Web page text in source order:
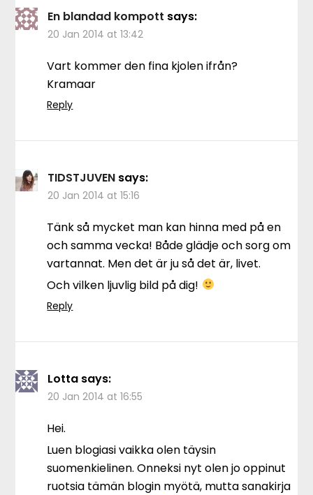
En blandad kompott says:
20 Jan 2014 at 13:42
Vart kommer den fina kjolen ifrån?
Kramaar
Reply
TIDSTJUVEN says:
20 Jan 2014 at 15:16
Tänk så mycket man kan hinna med på en
och samma vecka! Både glädje och sorg om
vartannat. Men det är ju så det är, livet.
Och vilken ljuvlig bild på dig!
Reply
Lotta says:
20 Jan 2014 at 16:55
Hei.
Luen blogiasi vaikka olen täysin
suomenkielinen. Onneksi nyt olen jo oppinut
ruotsia tämän blogin myötä, mutta sanakirja